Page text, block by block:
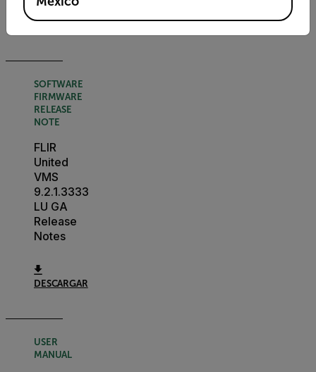
SOFTWARE
FIRMWARE
RELEASE
NOTE
FLIR
United
VMS
9.2.1.3333
LU GA
Release
Notes
DESCARGAR
USER
MANUAL